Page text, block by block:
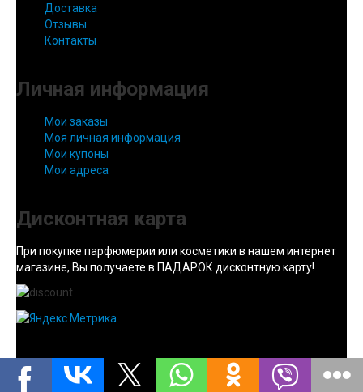
Доставка
Отзывы
Контакты
Личная информация
Мои заказы
Моя личная информация
Мои купоны
Мои адреса
Дисконтная карта
При покупке парфюмерии или косметики в нашем интернет
магазине, Вы получаете в ПАДАРОК дисконтную карту!
Goto Top